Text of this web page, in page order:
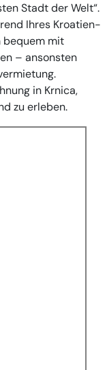
Stadt der Welt“.
Ihres Kroatien-
bequem mit
– ansonsten
in Krnica,
zu erleben.